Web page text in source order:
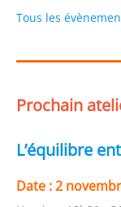
Tous les
Prochain
L’équilibre
Date :2